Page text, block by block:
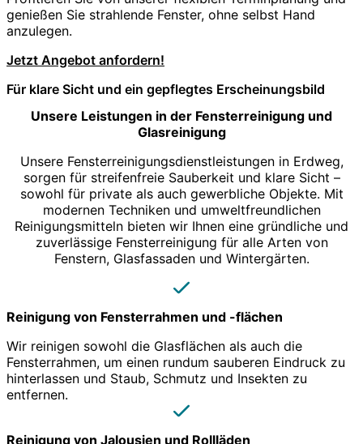
genießen Sie strahlende Fenster, ohne selbst Hand
anzulegen.
Jetzt Angebot anfordern!
Für klare Sicht und ein gepflegtes Erscheinungsbild
Unsere Leistungen in der Fensterreinigung und
Glasreinigung
Unsere Fensterreinigungsdienstleistungen in Erdweg,
sorgen für streifenfreie Sauberkeit und klare Sicht –
sowohl für private als auch gewerbliche Objekte. Mit
modernen Techniken und umweltfreundlichen
Reinigungsmitteln bieten wir Ihnen eine gründliche und
zuverlässige Fensterreinigung für alle Arten von
Fenstern, Glasfassaden und Wintergärten.
Reinigung von Fensterrahmen und -flächen
Wir reinigen sowohl die Glasflächen als auch die
Fensterrahmen, um einen rundum sauberen Eindruck zu
hinterlassen und Staub, Schmutz und Insekten zu
entfernen.
Reinigung von Jalousien und Rollläden